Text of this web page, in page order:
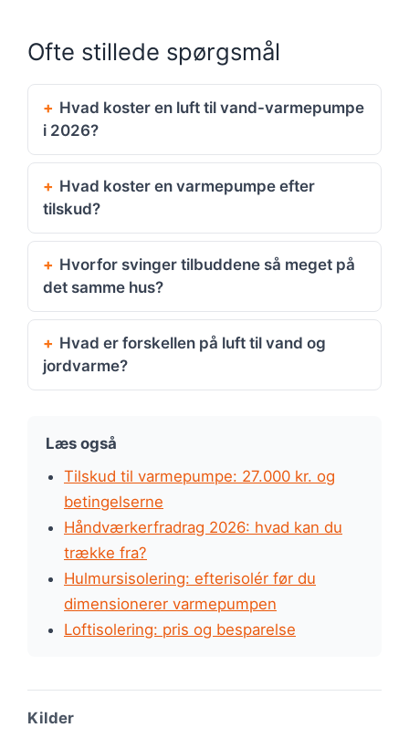
Ofte stillede spørgsmål
Hvad koster en luft til vand-varmepumpe
i 2026?
Hvad koster en varmepumpe efter
tilskud?
Hvorfor svinger tilbuddene så meget på
det samme hus?
Hvad er forskellen på luft til vand og
jordvarme?
Læs også
Tilskud til varmepumpe: 27.000 kr. og
betingelserne
Håndværkerfradrag 2026: hvad kan du
trække fra?
Hulmursisolering: efterisolér før du
dimensionerer varmepumpen
Loftisolering: pris og besparelse
Kilder